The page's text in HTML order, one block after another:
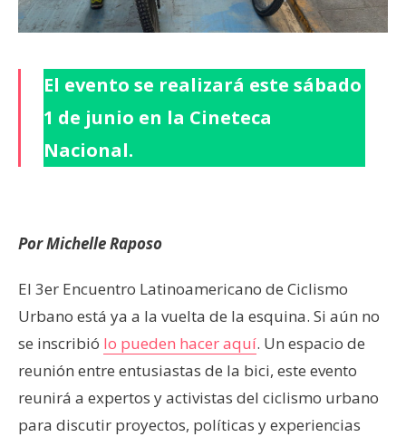
El evento se realizará este sábado
1 de junio en la Cineteca
Nacional.
Por Michelle Raposo
El 3er Encuentro Latinoamericano de Ciclismo
Urbano está ya a la vuelta de la esquina. Si aún no
se inscribió lo pueden hacer aquí. Un espacio de
reunión entre entusiastas de la bici, este evento
reunirá a expertos y activistas del ciclismo urbano
para discutir proyectos, políticas y experiencias